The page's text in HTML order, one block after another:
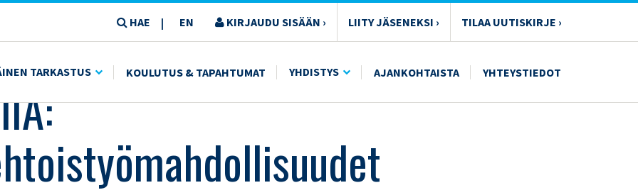
HAE | EN KIRJAUDU SISÄÄN › LIITY JÄSENEKSI › TILAA UUTISKIRJE ›
TARKASTUS KOULUTUS & TAPAHTUMAT YHDISTYS AJANKOHTAISTA YHTEYSTIEDOT